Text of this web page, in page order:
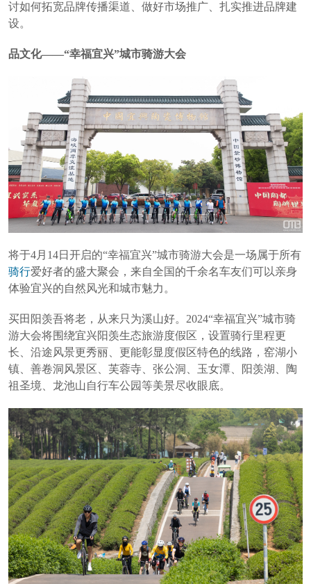
讨如何拓宽品牌传播渠道、做好市场推广、扎实推进品牌建
设。
品文化——“幸福宜兴”城市骑游大会
将于4月14日开启的“幸福宜兴”城市骑游大会是一场属于所有
骑行爱好者的盛大聚会，来自全国的千余名车友们可以亲身
体验宜兴的自然风光和城市魅力。
买田阳羡吾将老，从来只为溪山好。2024“幸福宜兴”城市骑
游大会将围绕宜兴阳羡生态旅游度假区，设置骑行里程更
长、沿途风景更秀丽、更能彰显度假区特色的线路，窑湖小
镇、善卷洞风景区、芙蓉寺、张公洞、玉女潭、阳羡湖、陶
祖圣境、龙池山自行车公园等美景尽收眼底。